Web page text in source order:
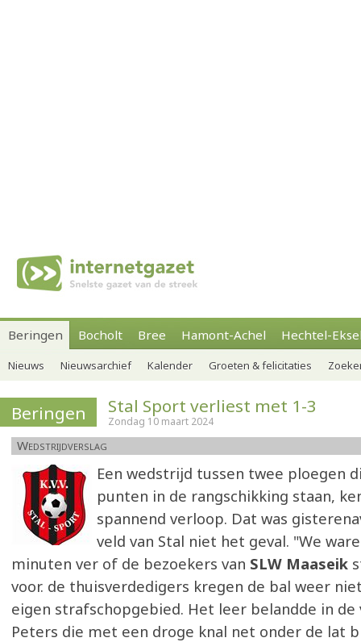
Beringen Bocholt Bree Hamont-Achel Hechtel-
Nieuws Nieuwsarchief Kalender Groeten & felicitaties
Beringen Stal Sport verliest met 1-3
Zondag 10 maart 2024
Wedstrijdverslag
Een wedstrijd tussen twee ploegen
punten in de rangschikking staan,
spannend verloop. Dat was
veld van Stal niet het geval. "We
minuten ver of de bezoekers van SLW Maaseik
voor. de thuisverdedigers kregen de bal weer
eigen strafschopgebied. Het leer belandde in de
Peters die met een droge knal net onder de lat